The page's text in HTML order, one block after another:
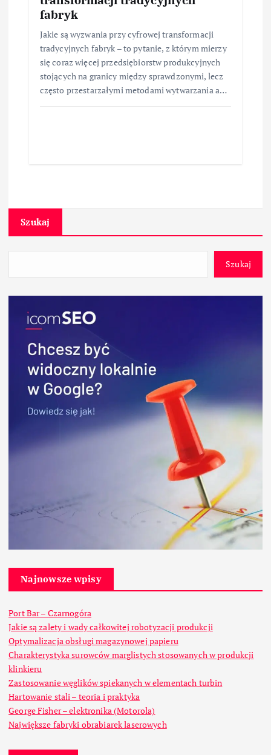
fabryk
Jakie są wyzwania przy cyfrowej transformacji
tradycyjnych fabryk – to pytanie, z którym mierzy
się coraz więcej przedsiębiorstw produkcyjnych
stojących na granicy między sprawdzonymi, lecz
często przestarzałymi metodami wytwarzania a…
Szukaj
Szukaj
Najnowsze wpisy
Port Bar – Czarnogóra
Jakie są zalety i wady całkowitej robotyzacji produkcji
Optymalizacja obsługi magazynowej papieru
Charakterystyka surowców marglistych stosowanych w produkcji
klinkieru
Zastosowanie węglików spiekanych w elementach turbin
Hartowanie stali – teoria i praktyka
George Fisher – elektronika (Motorola)
Największe fabryki obrabiarek laserowych